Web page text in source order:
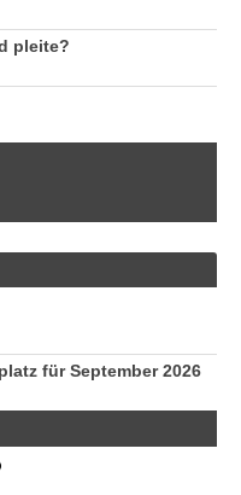
pleite?
für September 2026